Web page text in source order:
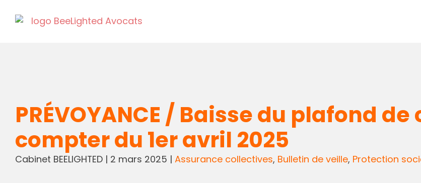
PRÉVOYANCE / Baisse du plafond de
compter du 1er avril 2025
Cabinet BEELIGHTED| 2 mars 2025 | Assurance collectives, Bulletin de veille, Protection